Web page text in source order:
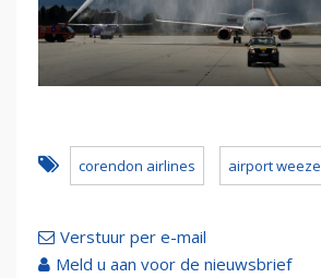
corendon airlines airport weeze
Verstuur per e-mail
Meld u aan voor de nieuwsbrief